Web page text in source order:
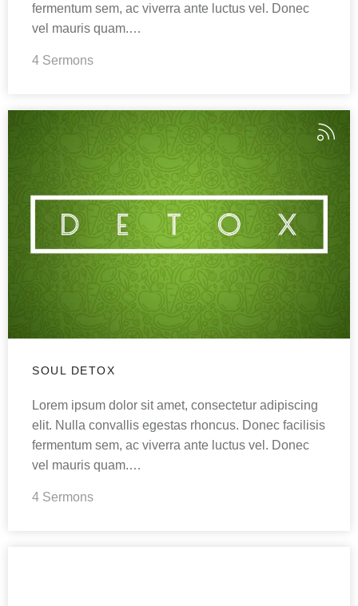
fermentum sem, ac viverra ante luctus vel. Donec
vel mauris quam.…
4 Sermons
SOUL DETOX
Lorem ipsum dolor sit amet, consectetur adipiscing
elit. Nulla convallis egestas rhoncus. Donec facilisis
fermentum sem, ac viverra ante luctus vel. Donec
vel mauris quam.…
4 Sermons